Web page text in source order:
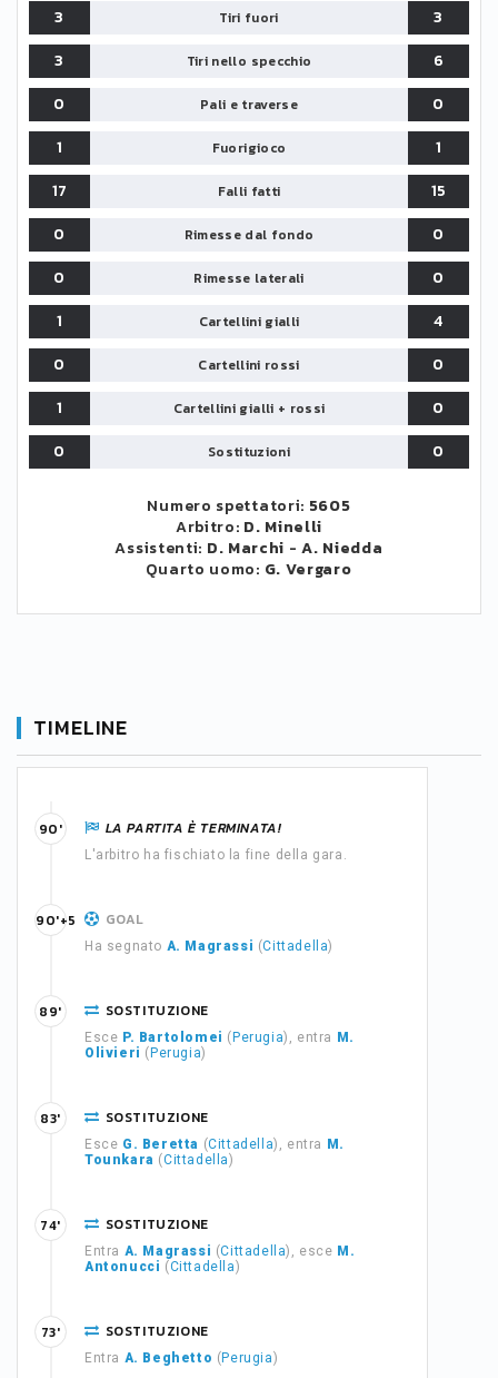
3 Tiri fuori
3
3
Tiri nello specchio
6
0
Pali e traverse
0
1
Fuorigioco
1
17
Falli fatti
15
0
Rimesse dal fondo
0
0
Rimesse laterali
0
1
Cartellini gialli
4
0
Cartellini rossi
0
1
Cartellini gialli + rossi
0
0
Sostituzioni 0
Numero spettatori: 5605
Arbitro: D. Minelli
Assistenti: D. Marchi -A. Niedda
Quarto uomo: G. Vergaro
TIMELINE
LA PARTITA È TERMINATA!
L'arbitro ha fischiato la fine della gara.
90'
GOAL
Ha segnato A. Magrassi (Cittadella)
90'+5
SOSTITUZIONE
Esce P. Bartolomei ( Perugia), entra
M.
Olivieri ( Perugia)
89'
SOSTITUZIONE
Esce G. Beretta (Cittadella), entra
M.
Tounkara (Cittadella)
83'
SOSTITUZIONE
Entra A. Magrassi (Cittadella), esce M.
Antonucci (Cittadella)
74'
SOSTITUZIONE
Entra A. Beghetto ( Perugia)
73'